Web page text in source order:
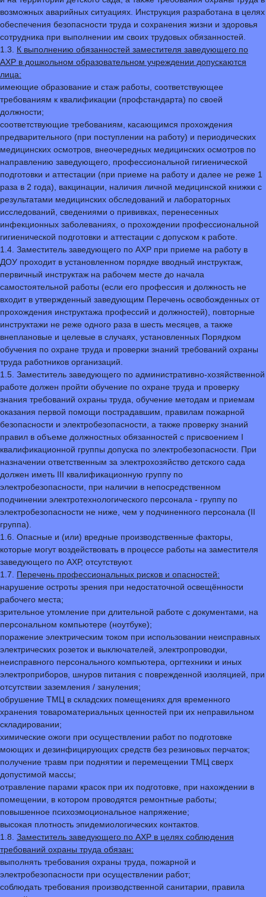
возможных аварийных ситуациях. Инструкция разработана в целях
обеспечения безопасности труда и сохранения жизни и здоровья
сотрудника при выполнении им своих трудовых обязанностей.
1.3. К выполнению обязанностей заместителя заведующего по
АХР в дошкольном образовательном учреждении допускаются
лица:
имеющие образование и стаж работы, соответствующее
требованиям к квалификации (профстандарта) по своей
должности;
соответствующие требованиям, касающимся прохождения
предварительного (при поступлении на работу) и периодических
медицинских осмотров, внеочередных медицинских осмотров по
направлению заведующего, профессиональной гигиенической
подготовки и аттестации (при приеме на работу и далее не реже 1
раза в 2 года), вакцинации, наличия личной медицинской книжки с
результатами медицинских обследований и лабораторных
исследований, сведениями о прививках, перенесенных
инфекционных заболеваниях, о прохождении профессиональной
гигиенической подготовки и аттестации с допуском к работе.
1.4. Заместитель заведующего по АХР при приеме на работу в
ДОУ проходит в установленном порядке вводный инструктаж,
первичный инструктаж на рабочем месте до начала
самостоятельной работы (если его профессия и должность не
входит в утвержденный заведующим Перечень освобожденных от
прохождения инструктажа профессий и должностей), повторные
инструктажи не реже одного раза в шесть месяцев, а также
внеплановые и целевые в случаях, установленных Порядком
обучения по охране труда и проверки знаний требований охраны
труда работников организаций.
1.5. Заместитель заведующего по административно-хозяйственной
работе должен пройти обучение по охране труда и проверку
знания требований охраны труда, обучение методам и приемам
оказания первой помощи пострадавшим, правилам пожарной
безопасности и электробезопасности, а также проверку знаний
правил в объеме должностных обязанностей с присвоением I
квалификационной группы допуска по электробезопасности. При
назначении ответственным за электрохозяйство детского сада
должен иметь III квалификационную группу по
электробезопасности, при наличии в непосредственном
подчинении электротехнологического персонала - группу по
электробезопасности не ниже, чем у подчиненного персонала (II
группа).
1.6. Опасные и (или) вредные производственные факторы,
которые могут воздействовать в процессе работы на заместителя
заведующего по АХР, отсутствуют.
1.7. Перечень профессиональных рисков и опасностей:
нарушение остроты зрения при недостаточной освещённости
рабочего места;
зрительное утомление при длительной работе с документами, на
персональном компьютере (ноутбуке);
поражение электрическим током при использовании неисправных
электрических розеток и выключателей, электропроводки,
неисправного персонального компьютера, оргтехники и иных
электроприборов, шнуров питания с поврежденной изоляцией, при
отсутствии заземления / зануления;
обрушение ТМЦ в складских помещениях для временного
хранения товароматериальных ценностей при их неправильном
складировании;
химические ожоги при осуществлении работ по подготовке
моющих и дезинфицирующих средств без резиновых перчаток;
получение травм при поднятии и перемещении ТМЦ сверх
допустимой массы;
отравление парами красок при их подготовке, при нахождении в
помещении, в котором проводятся ремонтные работы;
повышенное психоэмоциональное напряжение;
высокая плотность эпидемиологических контактов.
1.8. Заместитель заведующего по АХР в целях соблюдения
требований охраны труда обязан:
выполнять требования охраны труда, пожарной и
электробезопасности при осуществлении работ;
соблюдать требования производственной санитарии, правила